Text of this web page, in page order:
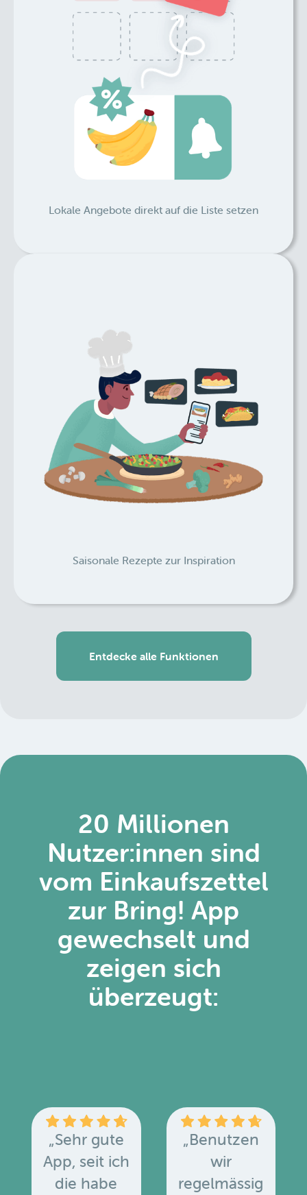
Lokale Angebote direkt auf die Liste setzen
Saisonale Rezepte zur Inspiration
Entdecke alle Funktionen
20 Millionen
Nutzer:innen sind
vom Einkaufszettel
zur Bring! App
gewechselt und
zeigen sich
überzeugt:
„Sehr gute
App, seit ich
die habe
„Benutzen
wir
regelmässig